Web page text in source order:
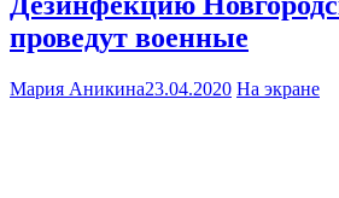
проведут военные
Мария Аникина23.04.2020 На экране